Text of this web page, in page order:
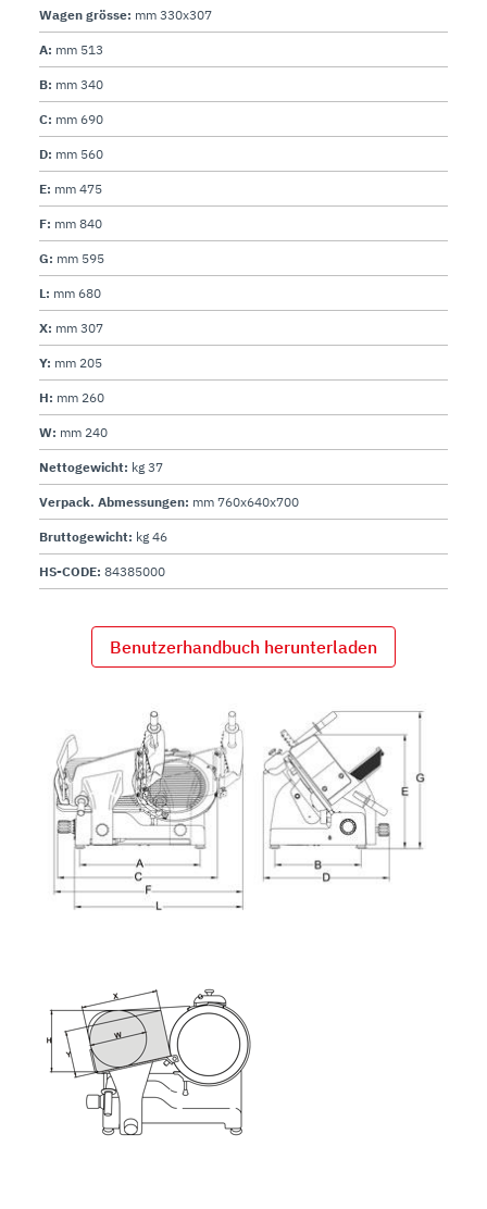
Wagen grösse: mm 330x307
A: mm 513
B: mm 340
C: mm 690
D: mm 560
E: mm 475
F: mm 840
G: mm 595
L: mm 680
X: mm 307
Y: mm 205
H: mm 260
W: mm 240
Nettogewicht: kg 37
Verpack. Abmessungen: mm 760x640x700
Bruttogewicht: kg 46
HS-CODE: 84385000
Benutzerhandbuch herunterladen